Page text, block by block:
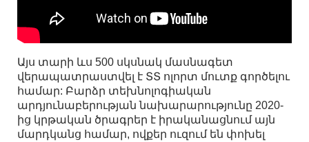
Այս տարի ևս 500 սկսնակ մասնագետ
վերապատրաստվել է ՏՏ ոլորտ մուտք գործելու
համար: Բարձր տեխնոլոգիական
արդյունաբերության նախարարությունը 2020-
ից կրթական ծրագրեր է իրականացնում այն
մարդկանց համար, ովքեր ուզում են փոխել